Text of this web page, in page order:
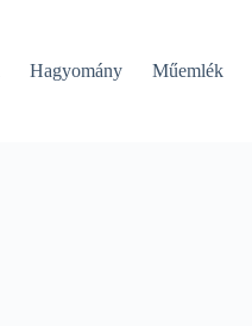
Hagyomány Műemlék